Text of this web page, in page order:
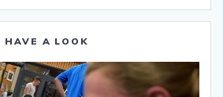
HAVE A LOOK
Video-
Player